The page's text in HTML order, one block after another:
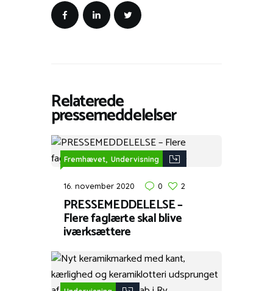
Relaterede
pressemeddelelser
Fremhævet, Undervisning
16. november 2020 0 2
PRESSEMEDDELELSE –
Flere faglærte skal blive
iværksættere